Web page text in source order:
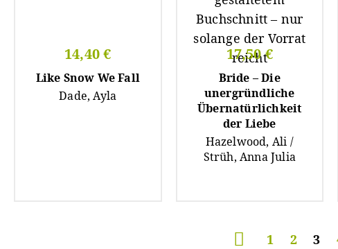
14,40 €
Like Snow We Fall
Dade, Ayla
17,50 €
Bride – Die
unergründliche
Übernatürlichkeit
der Liebe
Hazelwood, Ali /
Strüh, Anna Julia
Seite
1 Seite
2 3